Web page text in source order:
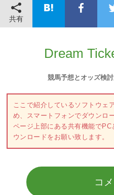
共有
Dream
競馬予想とオッズ検
ここで紹介しているソフトウェ
め、スマートフォンでダウンロ
ページ上部にある共有機能で
ウンロードをお願い致します。
コ